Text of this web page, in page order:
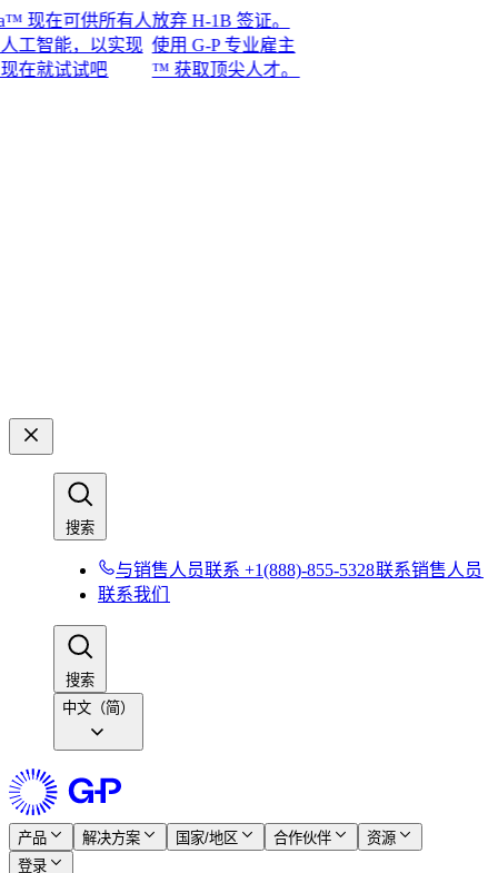
在可供所有人
能，以实现
就试试吧​​
放弃 H-1B 签证。
使用 G-P 专业雇主
™ 获取顶尖人才。​​
搜索​​
与销售人员联系 +1(888)-855-5328​​联系销售人员​​
联系我们​​
搜索​​
中文（简）
产品​​ 解决方案​​ 国家/地区​​ 合作伙伴​​
资源​​
登录​​